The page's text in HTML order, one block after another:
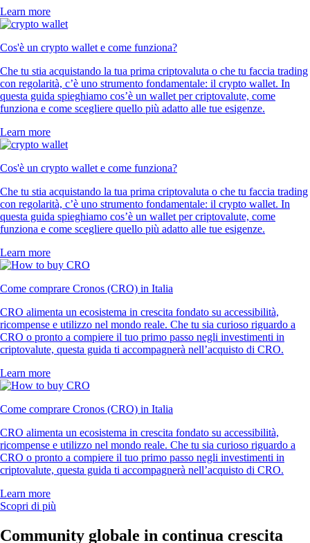
Learn more
Cos'è un crypto wallet e come funziona?
Che tu stia acquistando la tua prima criptovaluta o che tu faccia trading
con regolarità, c’è uno strumento fondamentale: il crypto wallet. In
questa guida spieghiamo cos’è un wallet per criptovalute, come
funziona e come scegliere quello più adatto alle tue esigenze.
Learn more
Cos'è un crypto wallet e come funziona?
Che tu stia acquistando la tua prima criptovaluta o che tu faccia trading
con regolarità, c’è uno strumento fondamentale: il crypto wallet. In
questa guida spieghiamo cos’è un wallet per criptovalute, come
funziona e come scegliere quello più adatto alle tue esigenze.
Learn more
Come comprare Cronos (CRO) in Italia
CRO alimenta un ecosistema in crescita fondato su accessibilità,
ricompense e utilizzo nel mondo reale. Che tu sia curioso riguardo a
CRO o pronto a compiere il tuo primo passo negli investimenti in
criptovalute, questa guida ti accompagnerà nell’acquisto di CRO.
Learn more
Come comprare Cronos (CRO) in Italia
CRO alimenta un ecosistema in crescita fondato su accessibilità,
ricompense e utilizzo nel mondo reale. Che tu sia curioso riguardo a
CRO o pronto a compiere il tuo primo passo negli investimenti in
criptovalute, questa guida ti accompagnerà nell’acquisto di CRO.
Learn more
Scopri di più
Community globale in continua crescita